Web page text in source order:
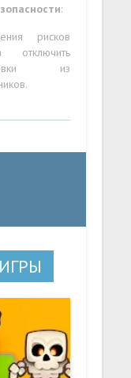
:
рисков
отключить
из